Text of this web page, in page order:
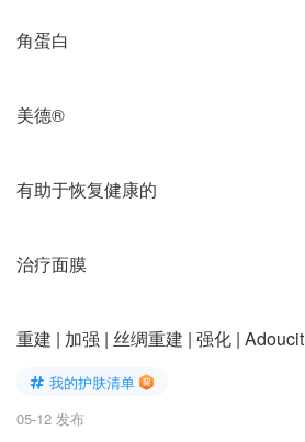
角蛋白
美德®
有助于恢复健康的
治疗面膜
重建 | 加强 | 丝绸重建 | 强化 | Adoucit
我的护肤清单
05-12 发布